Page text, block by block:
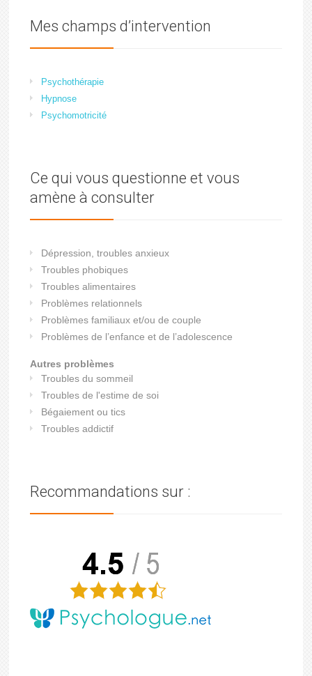
Mes champs d’intervention
Psychothérapie
Hypnose
Psychomotricité
Ce qui vous questionne et vous
amène à consulter
Dépression, troubles anxieux
Troubles phobiques
Troubles alimentaires
Problèmes relationnels
Problèmes familiaux et/ou de couple
Problèmes de l’enfance et de l’adolescence
Autres problèmes
Troubles du sommeil
Troubles de l'estime de soi
Bégaiement ou tics
Troubles addictif
Recommandations sur :